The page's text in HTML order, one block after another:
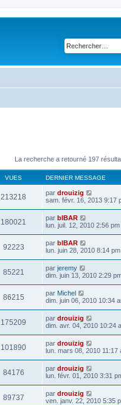
La recherche a retourné 197
VUES DERNIER MESSAGE
213218 par drouizig
sam. févr. 16, 2013 9:17
180021 par bIBAR
lun. juil. 12, 2010 2:56 pm
92223 par bIBAR
lun. juin 28, 2010 8:14 pm
85221 par jeremy
dim. juin 13, 2010 2:29
86215 par Michel
dim. juin 06, 2010 10:34
175209 par drouizig
dim. avr. 04, 2010 10:24
101890 par drouizig
lun. mars 08, 2010 11:17
84176 par drouizig
lun. févr. 01, 2010 3:31
89737 par drouizig
ven. janv. 22, 2010 5:35